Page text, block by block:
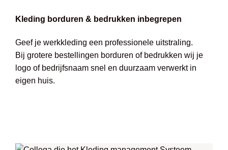
Kleding borduren & bedrukken inbegrepen
Geef je werkkleding een professionele uitstraling.
Bij grotere bestellingen borduren of bedrukken wij je
logo of bedrijfsnaam snel en duurzaam verwerkt in
eigen huis.